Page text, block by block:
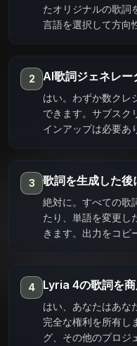
たオリジナルの歌詞
言語を選択して方向
2 AI歌詞ジェネレー
はい。わずか数クレ
できます。サブスク
インアップは必要あ
3 歌詞を生成した後
絶対に。すべての歌
たり、単語を変更し
きます。出力をコピ
4 Lyria 4の歌詞を
はい、あなたはあな
完全な権利を所有し
グ、その他のプロジ